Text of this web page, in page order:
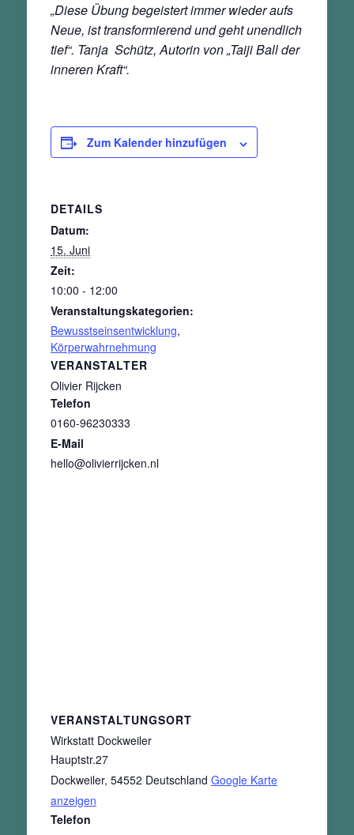
„Diese Übung begeistert immer wieder aufs
Neue, ist transformierend und geht unendlich
tief“. Tanja Schütz, Autorin von „Taiji Ball der
inneren Kraft“.
Zum Kalender hinzufügen
DETAILS
Datum:
15. Juni
Zeit:
10:00 - 12:00
Veranstaltungskategorien:
Bewusstseinsentwicklung,
Körperwahrnehmung
VERANSTALTER
Olivier Rijcken
Telefon
0160-96230333
E-Mail
hello@olivierrijcken.nl
VERANSTALTUNGSORT
Wirkstatt Dockweiler
Hauptstr.27
Dockweiler, 54552 Deutschland Google Karte
anzeigen
Telefon